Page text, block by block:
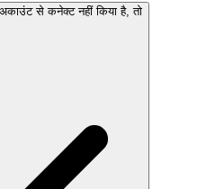
से कनेक्ट नहीं किया है, तो